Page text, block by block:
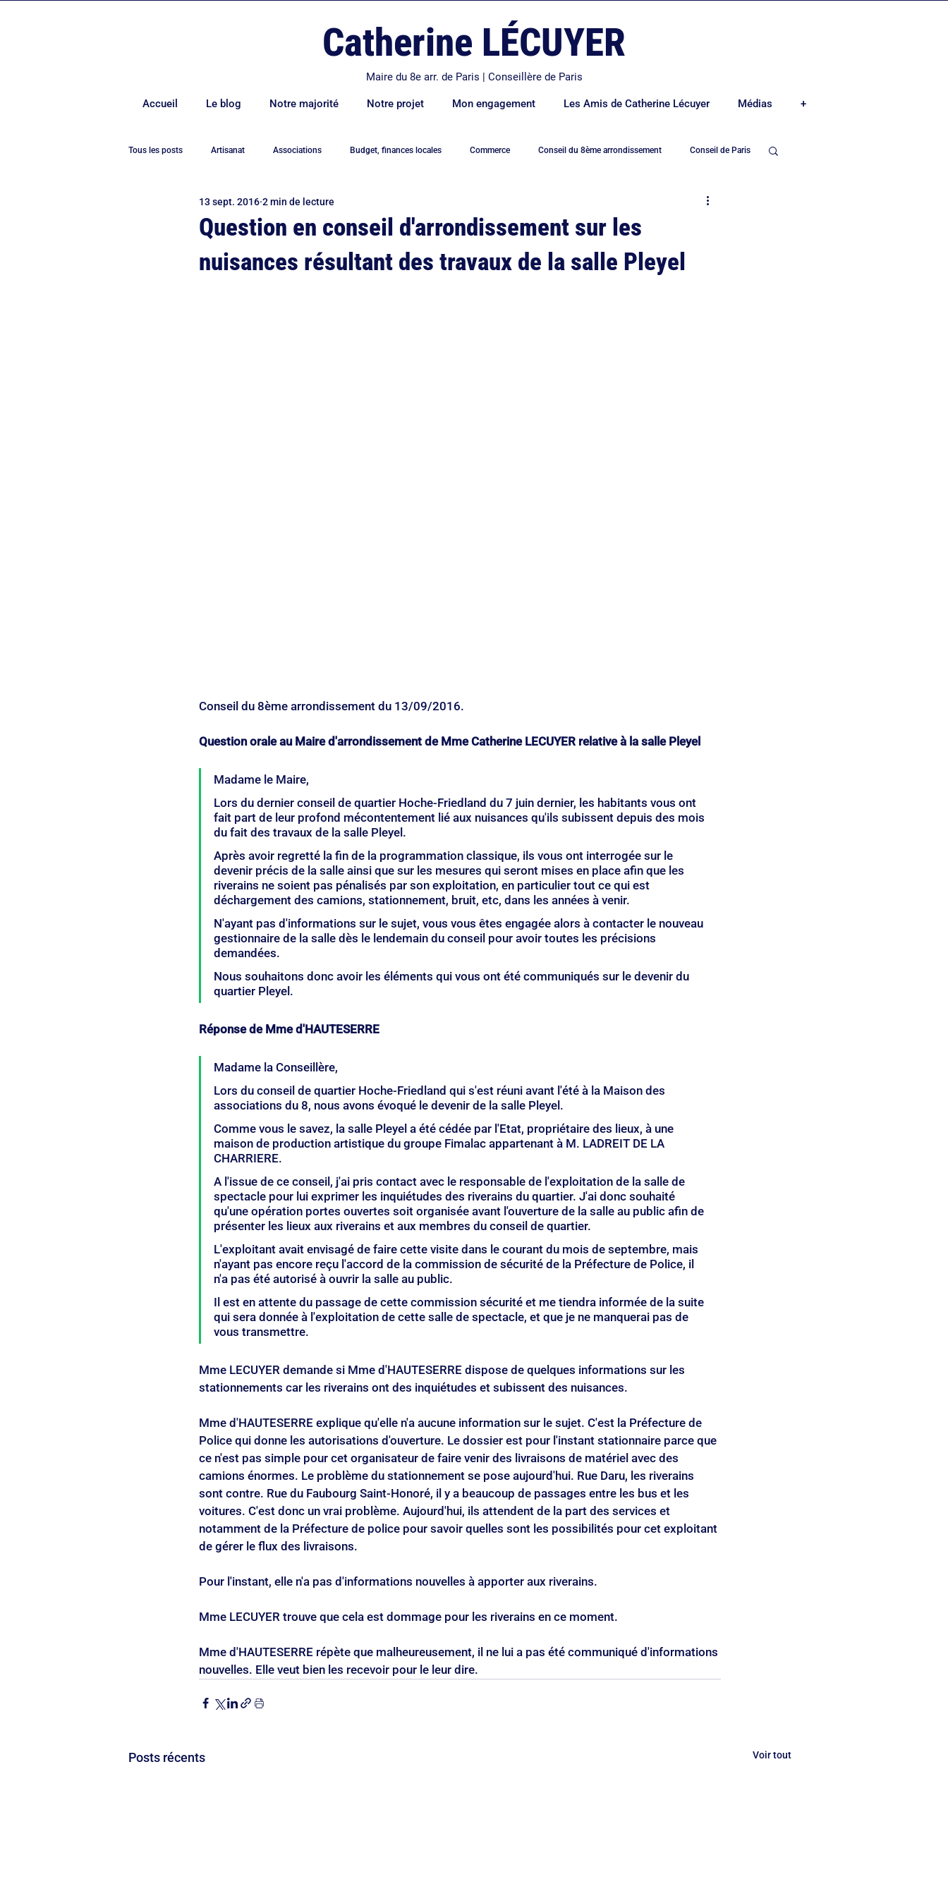
Catherine LÉCUYER
Maire du 8e arr. de Paris | Conseillère de Paris
Accueil Le blog Notre majorité Notre projet Mon engagement Les Amis de Catherine Lécuyer Médias +
Tous les posts Artisanat Associations Budget, finances locales Commerce Conseil du 8ème arrondissement Conseil de Paris
Culture Démocratie
Environnement Europe Evénement Famille Hidalgo Logement Mairie de Paris Mairie du 8ème arrond.
Question en conseil d'arrondissement sur les
nuisances résultant des travaux de la salle Pleyel
13 sept. 2016 2 min de lecture
Conseil du 8ème arrondissement du 13/09/2016.
Question orale au Maire d'arrondissement de Mme Catherine LECUYER relative à la salle Pleyel
Madame le Maire,
Lors du dernier conseil de quartier Hoche-Friedland du 7 juin dernier, les habitants vous ont
fait part de leur profond mécontentement lié aux nuisances qu'ils subissent depuis des mois
du fait des travaux de la salle Pleyel.
Après avoir regretté la fin de la programmation classique, ils vous ont interrogée sur le
devenir précis de la salle ainsi que sur les mesures qui seront mises en place afin que les
riverains ne soient pas pénalisés par son exploitation, en particulier tout ce qui est
déchargement des camions, stationnement, bruit, etc, dans les années à venir.
N'ayant pas d'informations sur le sujet, vous vous êtes engagée alors à contacter le nouveau
gestionnaire de la salle dès le lendemain du conseil pour avoir toutes les précisions
demandées.
Nous souhaitons donc avoir les éléments qui vous ont été communiqués sur le devenir du
quartier Pleyel.
Réponse de Mme d'HAUTESERRE
Madame la Conseillère,
Lors du conseil de quartier Hoche-Friedland qui s'est réuni avant l'été à la Maison des
associations du 8, nous avons évoqué le devenir de la salle Pleyel.
Comme vous le savez, la salle Pleyel a été cédée par l'Etat, propriétaire des lieux, à une
maison de production artistique du groupe Fimalac appartenant à M. LADREIT DE LA
CHARRIERE.
A l'issue de ce conseil, j'ai pris contact avec le responsable de l'exploitation de la salle de
spectacle pour lui exprimer les inquiétudes des riverains du quartier. J'ai donc souhaité
qu'une opération portes ouvertes soit organisée avant l'ouverture de la salle au public afin de
présenter les lieux aux riverains et aux membres du conseil de quartier.
L'exploitant avait envisagé de faire cette visite dans le courant du mois de septembre, mais
n'ayant pas encore reçu l'accord de la commission de sécurité de la Préfecture de Police, il
n'a pas été autorisé à ouvrir la salle au public.
Il est en attente du passage de cette commission sécurité et me tiendra informée de la suite
qui sera donnée à l'exploitation de cette salle de spectacle, et que je ne manquerai pas de
vous transmettre.
Mme LECUYER demande si Mme d'HAUTESERRE dispose de quelques informations sur les
stationnements car les riverains ont des inquiétudes et subissent des nuisances.
Mme d'HAUTESERRE explique qu'elle n'a aucune information sur le sujet. C'est la Préfecture de
Police qui donne les autorisations d'ouverture. Le dossier est pour l'instant stationnaire parce que
ce n'est pas simple pour cet organisateur de faire venir des livraisons de matériel avec des
camions énormes. Le problème du stationnement se pose aujourd'hui. Rue Daru, les riverains
sont contre. Rue du Faubourg Saint-Honoré, il y a beaucoup de passages entre les bus et les
voitures. C'est donc un vrai problème. Aujourd'hui, ils attendent de la part des services et
notamment de la Préfecture de police pour savoir quelles sont les possibilités pour cet exploitant
de gérer le flux des livraisons.
Pour l'instant, elle n'a pas d'informations nouvelles à apporter aux riverains.
Mme LECUYER trouve que cela est dommage pour les riverains en ce moment.
Mme d'HAUTESERRE répète que malheureusement, il ne lui a pas été communiqué d'informations
nouvelles. Elle veut bien les recevoir pour le leur dire.
Posts récents Voir tout